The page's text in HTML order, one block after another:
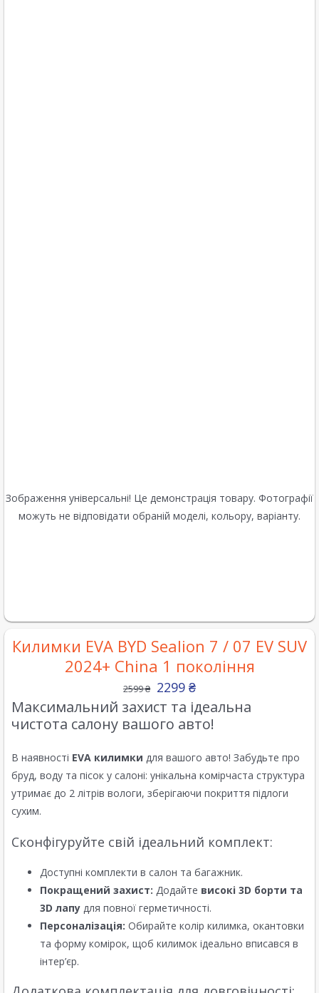
Зображення універсальні! Це демонстрація товару. Фотографії
можуть не відповідати обраній моделі, кольору, варіанту.
Килимки EVA BYD Sealion 7 / 07 EV SUV
2024+ China 1 покоління
2599₴ 2299 ₴
Максимальний захист та ідеальна
чистота салону вашого авто!
В наявності EVA килимки для вашого авто! Забудьте про
бруд, воду та пісок у салоні: унікальна комірчаста структура
утримає до 2 літрів вологи, зберігаючи покриття підлоги
сухим.
Сконфігуруйте свій ідеальний комплект:
Доступні комплекти в салон та багажник.
Покращений захист: Додайте високі 3D борти та
3D лапу для повної герметичності.
Персоналізація: Обирайте колір килимка, окантовки
та форму комірок, щоб килимок ідеально вписався в
інтер’єр.